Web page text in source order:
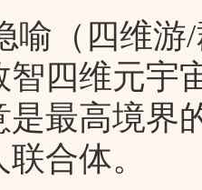
（四维游/
四维元宇
是最高境界
合体。